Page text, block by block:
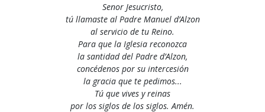
Senor Jesucristo,
tú llamaste al Padre Manuel d’Alzon
al servicio de tu Reino.
Para que la Iglesia reconozca
la santidad del Padre d’Alzon,
concédenos por su intercesión
la gracia que te pedimos...
Tú que vives y reinas
por los siglos de los siglos. Amén.